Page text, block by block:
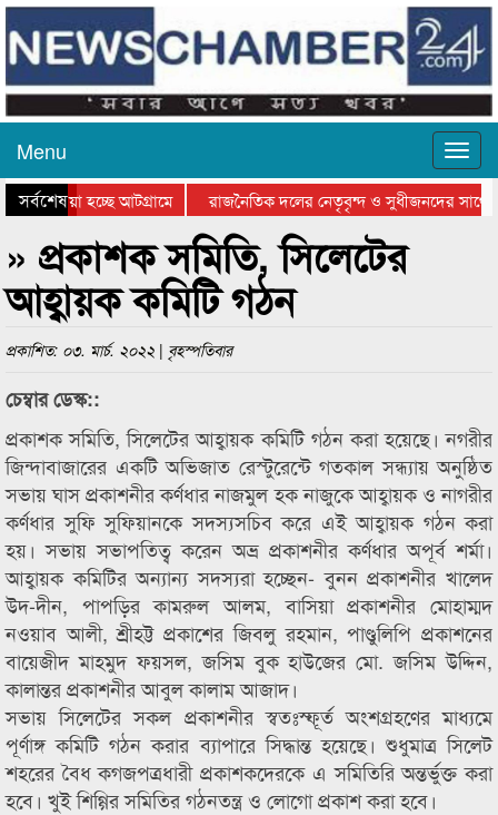
Menu
সর্বশেষ
যাওয়া হচ্ছে আটগ্রামে
রাজনৈতিক দলের নেতৃবৃন্দ ও সুধীজনদের সাথে
সিলেটে বাংলাদেশ গ্রুপ থিয়েটার
» প্রকাশক সমিতি, সিলেটের
আহ্বায়ক কমিটি গঠন
প্রকাশিত: ০৩. মার্চ. ২০২২ | বৃহস্পতিবার
চেম্বার ডেস্ক::
প্রকাশক সমিতি, সিলেটের আহ্বায়ক কমিটি গঠন করা হয়েছে। নগরীর
জিন্দাবাজারের একটি অভিজাত রেস্টুরেন্টে গতকাল সন্ধ্যায় অনুষ্ঠিত
সভায় ঘাস প্রকাশনীর কর্ণধার নাজমুল হক নাজুকে আহ্বায়ক ও নাগরীর
কর্ণধার সুফি সুফিয়ানকে সদস্যসচিব করে এই আহ্বায়ক গঠন করা
হয়। সভায় সভাপতিত্ব করেন অভ্র প্রকাশনীর কর্ণধার অপূর্ব শর্মা।
আহ্বায়ক কমিটির অন্যান্য সদস্যরা হচ্ছেন- বুনন প্রকাশনীর খালেদ
উদ-দীন, পাপড়ির কামরুল আলম, বাসিয়া প্রকাশনীর মোহাম্মদ
নওয়াব আলী, শ্রীহট্ট প্রকাশের জিবলু রহমান, পাণ্ডুলিপি প্রকাশনের
বায়েজীদ মাহমুদ ফয়সল, জসিম বুক হাউজের মো. জসিম উদ্দিন,
কালান্তর প্রকাশনীর আবুল কালাম আজাদ।
সভায় সিলেটের সকল প্রকাশনীর স্বতঃস্ফূর্ত অংশগ্রহণের মাধ্যমে
পূর্ণাঙ্গ কমিটি গঠন করার ব্যাপারে সিদ্ধান্ত হয়েছে। শুধুমাত্র সিলেট
শহরের বৈধ কগজপত্রধারী প্রকাশকদেরকে এ সমিতিরি অন্তর্ভুক্ত করা
হবে। খুই শিগ্গির সমিতির গঠনতন্ত্র ও লোগো প্রকাশ করা হবে।